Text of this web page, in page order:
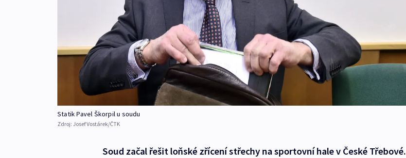
Statik Pavel Škorpil u soudu
Zdroj: Josef Vostárek/ČTK
Soud začal řešit loňské zřícení střechy na sportovní hale v České Třebové.